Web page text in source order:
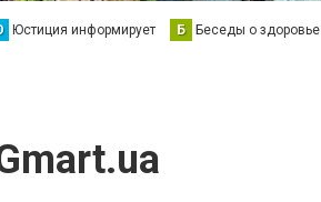
Юстиция информирует Б Беседы о здоровье